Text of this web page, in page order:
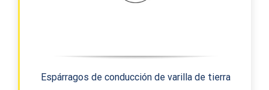
Espárragos de conducción de varilla de tierra